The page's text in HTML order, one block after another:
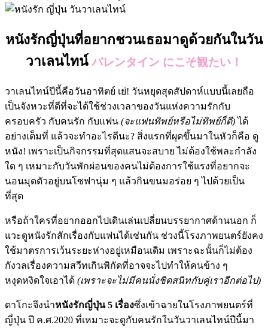
หนังรักญี่ปุ่นที่อยากชวนเธอมาดูด้วยกันในวัน
วาเลนไทน์ バレンタイン にこそ観たい！
วาเลนไทน์ปีนี้คือวันอาทิตย์ เย่! วันหยุดสุดสัปดาห์แบบนี้เลยถือ
เป็นจังหวะที่ดีที่จะได้ใช้ช่วงเวลาของวันแห่งความรักกับ
ครอบครัว กับคนรัก กับแฟน (จะแฟนทิพย์หรือไม่ทิพย์ก็ดี)ได้
อย่างเต็มที่ แล้วจะทำอะไรดีนะ? สิ่งแรกที่ผุดขึ้นมาในหัวก็คือ ดู
หนัง! เพราะเป็นกิจกรรมที่สุดแสนจะสบาย ไม่ต้องใช้พละกำลัง
ใด ๆ เหมาะกับวันพักผ่อนของคนไม่ต้องการใช้แรงที่อยากจะ
นอนมุดตัวอยู่บนโซฟานุ่ม ๆ แล้วกินขนมอร่อย ๆ ไปด้วยเป็น
ที่สุด
หรือถ้าใครที่อยากออกไปเดินเล่นเปลี่ยนบรรยากาศด้านนอก ก็
แวะดูหนังรักสักเรื่องกับแฟนได้เช่นกัน ช่วงนี้โรงภาพยนตร์ยังคง
ใช้มาตรการเว้นระยะห่างอยู่เหมือนเดิม เพราะฉะนั้นก็ไม่ต้อง
กังวลเรื่องความสวีทเกินพิกัดที่อาจจะไปทำให้คนข้าง ๆ
หงุดหงิดใจเอาได้ (เพราะจะไม่มีคนนั่งชิดสนิทกับคู่เราอีกต่อไป)
ดาโกะจึงนำหนังรักญี่ปุ่น 5 เรื่องซึ่งเข้าฉายในโรงภาพยนตร์ที่
ญี่ปุ่น ปี ค.ศ.2020 ที่เหมาะจะดูกับคนรักในวันวาเลนไทน์ปีนี้มา